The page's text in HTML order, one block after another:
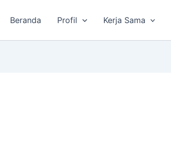
Beranda Profil Kerja Sama